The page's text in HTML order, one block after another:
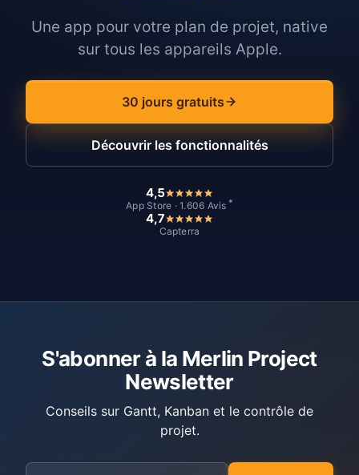
Une app pour votre plan de projet, native
sur tous les appareils Apple.
30 jours gratuits
Découvrir les fonctionnalités
4,5
App Store · 1.606 Avis *
4,7
Capterra
S'abonner à la Merlin Project
Newsletter
Conseils sur Gantt, Kanban et le contrôle de
projet.